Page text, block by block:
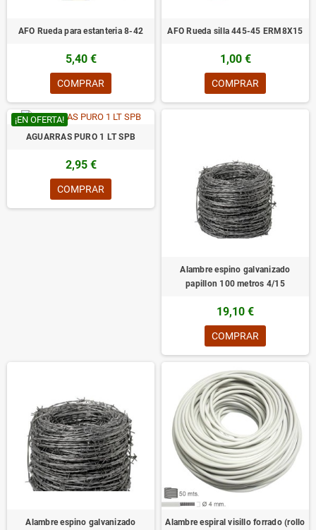
AFO Rueda para estanteria 8-42
5,40 €
COMPRAR
AFO Rueda silla 445-45 ERM8X15
1,00 €
COMPRAR
¡EN OFERTA!
AGUARRAS PURO 1 LT SPB
2,95 €
COMPRAR
Alambre espino galvanizado
papillon 100 metros 4/15
19,10 €
COMPRAR
Alambre espino galvanizado Alambre espiral visillo forrado (rollo